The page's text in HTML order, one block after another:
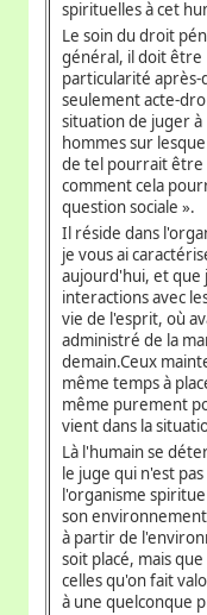
spirituelles à cet
Le soin du droit
général, il doit être
particularité
seulement acte-
situation de juger
hommes sur
de tel pourrait être
comment cela
question sociale ».
Il réside dans
je vous ai
aujourd'hui, et que
interactions avec
vie de l'esprit, où
administré de la
demain.Ceux
même temps à
même purement
vient dans la
Là l'humain se
le juge qui n'est
l'organisme
son
à partir de
soit placé, mais
celles qu'on fait
à une quelconque